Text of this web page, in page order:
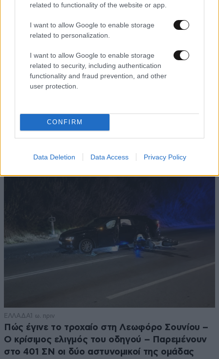
related to functionality of the website or app.
I want to allow Google to enable storage
related to personalization.
I want to allow Google to enable storage
related to security, including authentication
functionality and fraud prevention, and other
user protection.
CONFIRM
Data Deletion Data Access Privacy Policy
Η αυτοκρατορία του «Έντικ» και ο «μεγάλος»
που φέρεται να βρίσκεται πίσω του – Τι ορίζει ο
ΕΛΛΑΔΑ1 ω. πριν
Πώς έγινε το τροχαίο στη Λεωφόρο Σουνίου –
Ο κρίσιμος ελιγμός του οδηγού – Παρεμένουν
στο 401 ΣΝ οι δύο αστυνομικοί της ομάδας